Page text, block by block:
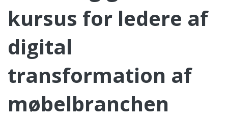
kursus for ledere af
digital
transformation af
møbelbranchen